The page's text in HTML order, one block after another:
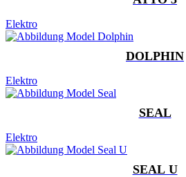
Elektro
DOLPHIN
Elektro
SEAL
Elektro
SEAL U